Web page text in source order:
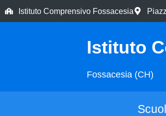
Istituto Comprensivo Fossacesia
Istituto
Fossacesia (CH)